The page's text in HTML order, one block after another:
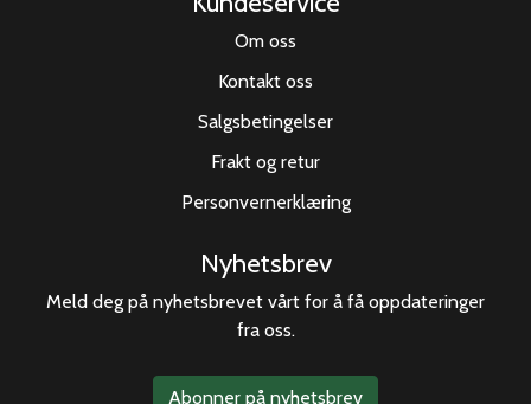
Om oss
Kontakt oss
Salgsbetingelser
Frakt og retur
Personvernerklæring
Nyhetsbrev
Meld deg på nyhetsbrevet vårt for å få oppdateringer
fra oss.
Abonner på nyhetsbrev